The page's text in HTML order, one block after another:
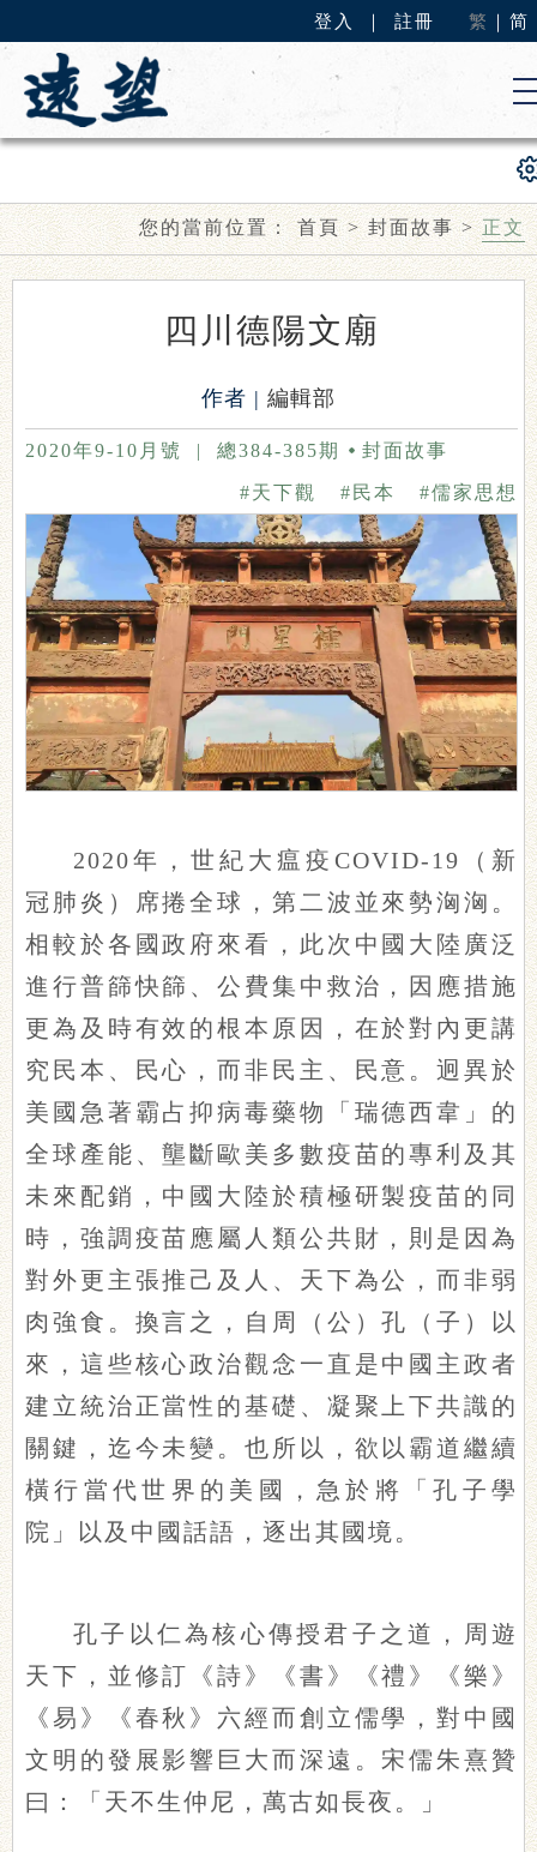
登入 註冊 繁 简
您的當前位置：首頁>封面故事>正文
四川德陽文廟
作者 | 編輯部
2020年9-10月號 | 總384-385期 封面故事
#儒家思想
#民本
#天下觀
2020年，世紀大瘟疫COVID-19（新
冠肺炎）席捲全球，第二波並來勢洶洶。
相較於各國政府來看，此次中國大陸廣泛
進行普篩快篩、公費集中救治，因應措施
更為及時有效的根本原因，在於對內更講
究民本、民心，而非民主、民意。迥異於
美國急著霸占抑病毒藥物「瑞德西韋」的
全球產能、壟斷歐美多數疫苗的專利及其
未來配銷，中國大陸於積極研製疫苗的同
時，強調疫苗應屬人類公共財，則是因為
對外更主張推己及人、天下為公，而非弱
肉強食。換言之，自周（公）孔（子）以
來，這些核心政治觀念一直是中國主政者
建立統治正當性的基礎、凝聚上下共識的
關鍵，迄今未變。也所以，欲以霸道繼續
橫行當代世界的美國，急於將「孔子學
院」以及中國話語，逐出其國境。
孔子以仁為核心傳授君子之道，周遊
天下，並修訂《詩》《書》《禮》《樂》
《易》《春秋》六經而創立儒學，對中國
文明的發展影響巨大而深遠。宋儒朱熹贊
曰：「天不生仲尼，萬古如長夜。」